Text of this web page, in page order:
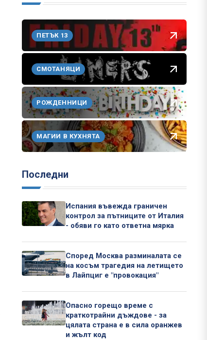
ПЕТЪК 13
СМОТАНЯЦИ
РОЖДЕННИЦИ
МАГИИ В КУХНЯТА
Последни
Испания въвежда граничен
контрол за пътниците от Италия
- обяви го като ответна мярка
Според Москва разминалата се
на косъм трагедия на летището
в Лайпциг е "провокация"
Опасно горещо време с
краткотрайни дъждове - за
цялата страна е в сила оранжев
и жълт код